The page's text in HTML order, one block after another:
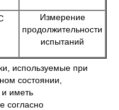
Измерение
продолжительности
испытаний
используемые при
состоянии,
и иметь
согласно